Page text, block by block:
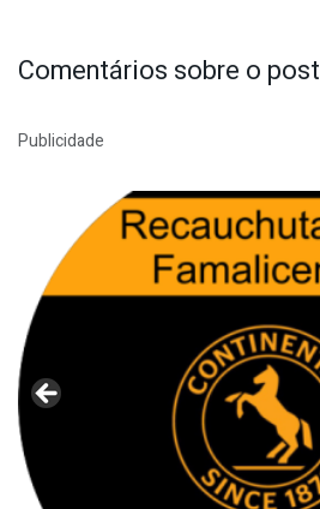
Comentários sobre o post
Publicidade